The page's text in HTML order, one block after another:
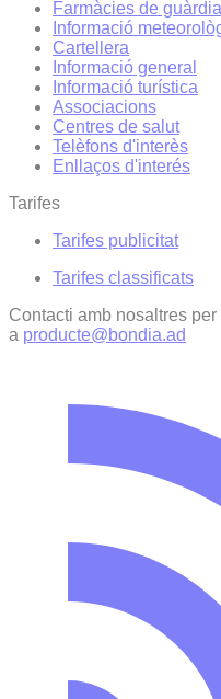
Farmàcies de guàrdia
Informació
Cartellera
Informació general
Informació turística
Associacions
Centres de salut
Telèfons d'interès
Enllaços d'interés
Tarifes
Tarifes publicitat
Tarifes classificats
Contacti amb nosaltres
a producte@bondia.ad